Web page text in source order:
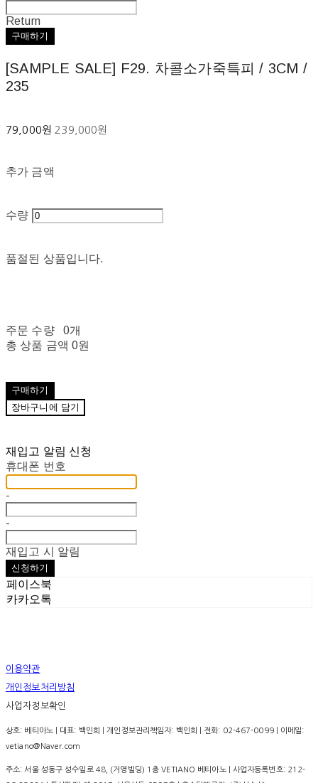
Return
구매하기
[SAMPLE SALE] F29. 차콜소가죽특피 / 3CM /
235
79,000원 239,000원
추가 금액
수량
품절된 상품입니다.
주문 수량
0개
총 상품 금액 0원
구매하기
장바구니에 담기
재입고 알림 신청
휴대폰 번호
-
-
재입고 시 알림
신청하기
페이스북
카카오톡
이용약관
개인정보처리방침
사업자정보확인
상호: 베티아노 | 대표: 백인희 | 개인정보관리책임자: 백인희 | 전화: 02-467-0099 | 이메일:
vetiano@Naver.com
주소: 서울 성동구 성수일로 48, (거영빌딩) 1층 VETIANO 베티아노 | 사업자등록번호: 212-